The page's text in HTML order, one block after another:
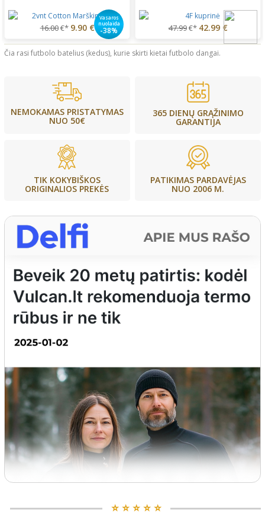
Vasaros
nuolaida
-38%
16.00€* 9.90 € 47.99€* 42.99 €
Čia rasi futbolo batelius (kedus), kurie skirti kietai futbolo dangai.
NEMOKAMAS PRISTATYMAS
NUO 50€
365 DIENŲ GRĄŽINIMO
GARANTIJA
TIK KOKYBIŠKOS
ORIGINALIOS PREKĖS
PATIKIMAS PARDAVĖJAS
NUO 2006 M.
⭐️ ⭐️ ⭐️ ⭐️ ⭐️